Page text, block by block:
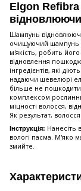
Elgon
Шампунь
очищуючий шампунь
м'якість, робить
відновлення
інгредієнтів, які
надаючи шевелюрі
більше не
комплексом
міцності волосся,
Як результат,
Інструкція: Нанесіть
вологі пасма. М'яко
змийте.